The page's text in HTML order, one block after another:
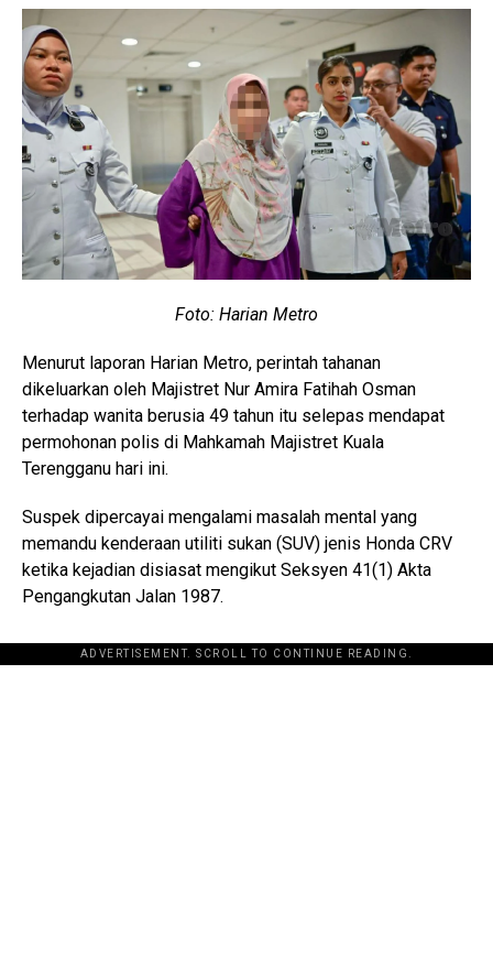
Foto: Harian Metro
Menurut laporan Harian Metro, perintah tahanan
dikeluarkan oleh Majistret Nur Amira Fatihah Osman
terhadap wanita berusia 49 tahun itu selepas mendapat
permohonan polis di Mahkamah Majistret Kuala
Terengganu hari ini.
Suspek dipercayai mengalami masalah mental yang
memandu kenderaan utiliti sukan (SUV) jenis Honda CRV
ketika kejadian disiasat mengikut Seksyen 41(1) Akta
Pengangkutan Jalan 1987.
ADVERTISEMENT. SCROLL TO CONTINUE READING.